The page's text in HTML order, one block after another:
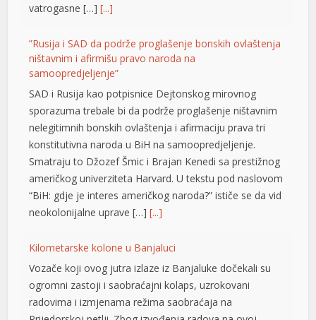
vatrogasne […][...]
”Rusija i SAD da podrže proglašenje bonskih ovlaštenja
ništavnim i afirmišu pravo naroda na
samoopredjeljenje”
SAD i Rusija kao potpisnice Dejtonskog mirovnog
sporazuma trebale bi da podrže proglašenje ništavnim
nelegitimnih bonskih ovlaštenja i afirmaciju prava tri
konstitutivna naroda u BiH na samoopredjeljenje.
Smatraju to Džozef Šmic i Brajan Kenedi sa prestižnog
američkog univerziteta Harvard. U tekstu pod naslovom
“BiH: gdje je interes američkog naroda?” ističe se da vid
neokolonijalne uprave […][...]
Kilometarske kolone u Banjaluci
Vozače koji ovog jutra izlaze iz Banjaluke dočekali su
ogromni zastoji i saobraćajni kolaps, uzrokovani
radovima i izmjenama režima saobraćaja na